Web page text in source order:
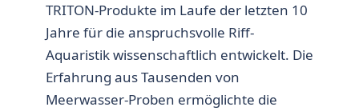
TRITON-Produkte im Laufe der letzten 10
Jahre für die anspruchsvolle Riff-
Aquaristik wissenschaftlich entwickelt. Die
Erfahrung aus Tausenden von
Meerwasser-Proben ermöglichte die